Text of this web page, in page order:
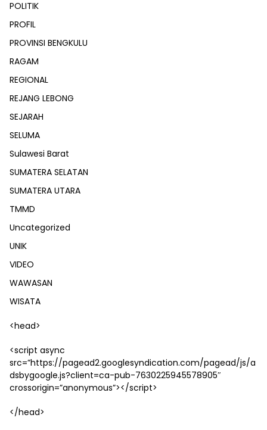
POLITIK
PROFIL
PROVINSI BENGKULU
RAGAM
REGIONAL
REJANG LEBONG
SEJARAH
SELUMA
Sulawesi Barat
SUMATERA SELATAN
SUMATERA UTARA
TMMD
Uncategorized
UNIK
VIDEO
WAWASAN
WISATA
<head>
<script async
src=”https://pagead2.googlesyndication.com/pagead/js/a
dsbygoogle.js?client=ca-pub-7630225945578905″
crossorigin=”anonymous”></script>
</head>